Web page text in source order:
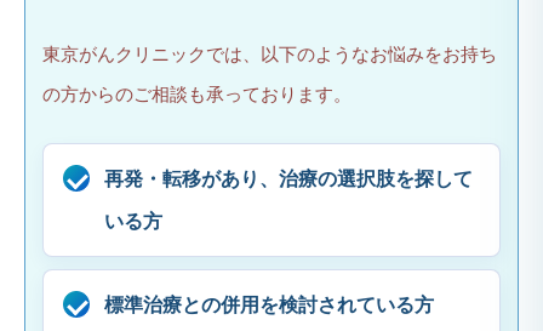
東京がんクリニックでは、以下のようなお悩みをお持ち
の方からのご相談も承っております。
再発・転移があり、治療の選択肢を探して
いる方
標準治療との併用を検討されている方